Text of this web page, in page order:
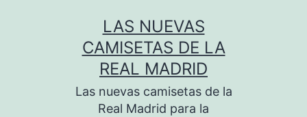
LAS NUEVAS
CAMISETAS DE LA
REAL MADRID
Las nuevas camisetas de la
Real Madrid para la